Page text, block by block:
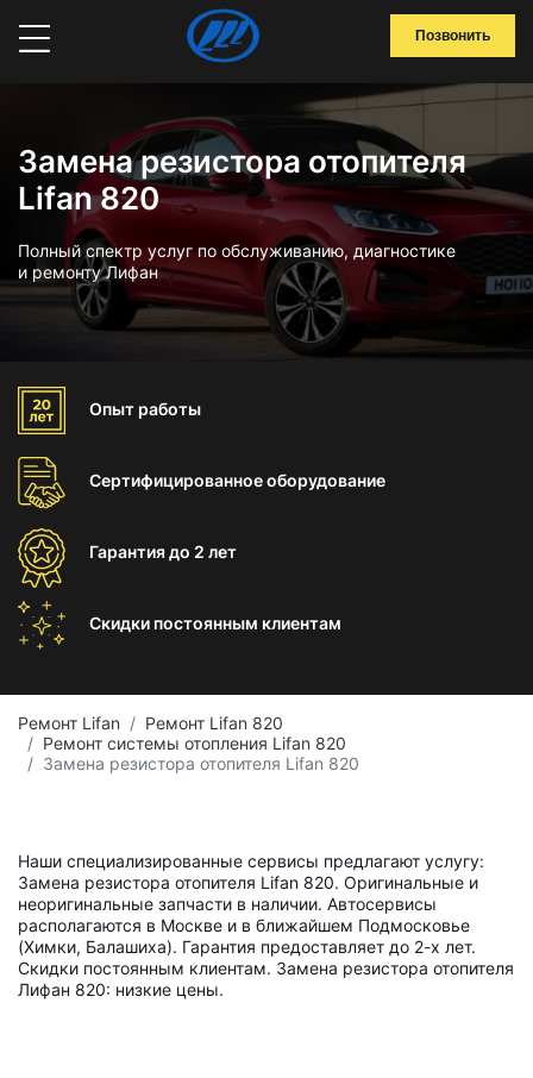
Позвонить
Замена резистора отопителя
Lifan 820
Полный спектр услуг по обслуживанию, диагностике
и ремонту Лифан
Опыт работы
Сертифицированноеоборудование
Гарантиядо 2 лет
Скидки постоянным клиентам
Ремонт Lifan
Ремонт Lifan 820
Ремонт системы отопления Lifan 820
Замена резистора отопителя Lifan 820
Наши специализированные сервисы предлагают услугу:
Замена резистора отопителя Lifan 820. Оригинальные и
неоригинальные запчасти в наличии. Автосервисы
располагаются в Москве и в ближайшем Подмосковье
(Химки, Балашиха). Гарантия предоставляет до 2-х лет.
Скидки постоянным клиентам. Замена резистора отопителя
Лифан 820: низкие цены.